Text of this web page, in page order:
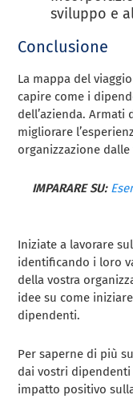
sviluppo e
Conclusione
La mappa del
capire come i
dell’azienda.
migliorare
organizzazione
IMPARARE SU:
Iniziate a lavorare
identificando i loro
della vostra
idee su come
dipendenti.
Per saperne di più
dai vostri
impatto positivo